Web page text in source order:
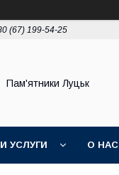
(67) 199-54-25
Пам'ятники Луцьк
УСЛУГИ О НАС